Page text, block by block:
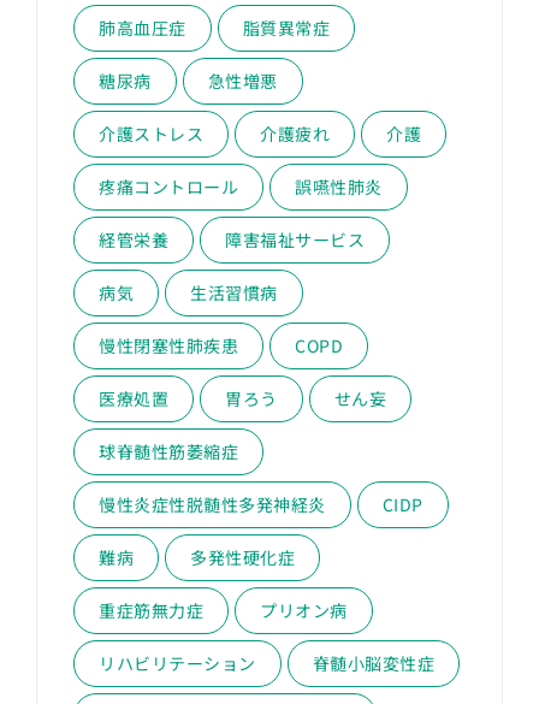
肺高血圧症 脂質異常症
糖尿病 急性増悪
介護ストレス 介護疲れ 介護
疼痛コントロール 誤嚥性肺炎
経管栄養 障害福祉サービス
病気 生活習慣病
慢性閉塞性肺疾患 COPD
医療処置 胃ろう せん妄
球脊髄性筋萎縮症
慢性炎症性脱髄性多発神経炎 CIDP
難病 多発性硬化症
重症筋無力症 プリオン病
リハビリテーション 脊髄小脳変性症